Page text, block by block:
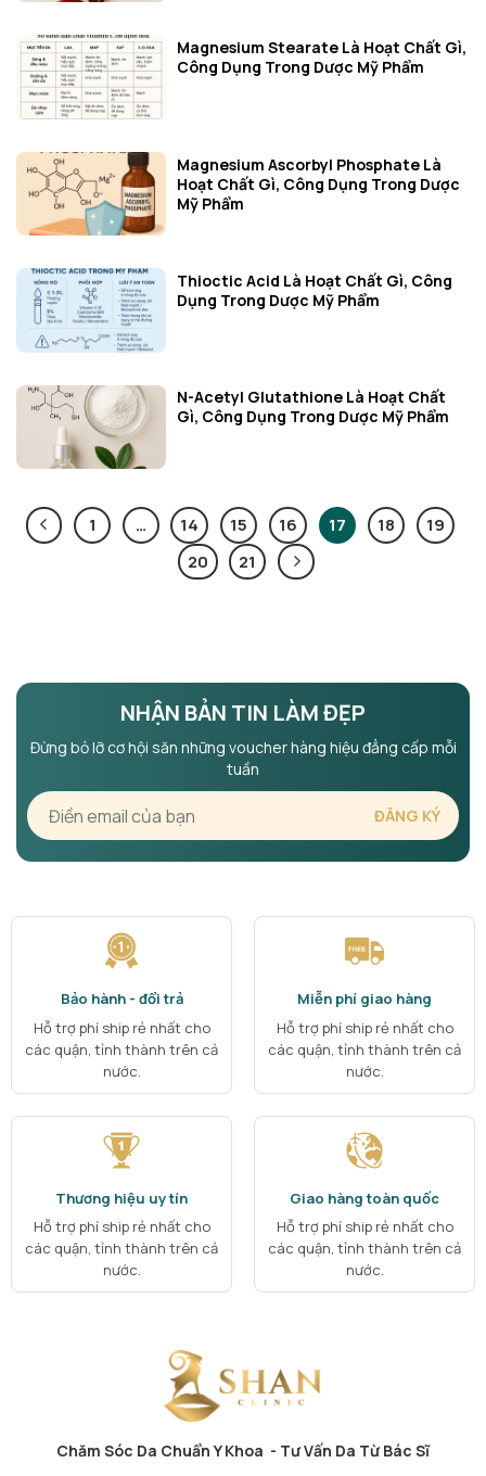
Magnesium Stearate Là Hoạt Chất Gì,
Công Dụng Trong Dược Mỹ Phẩm
Magnesium Ascorbyl Phosphate Là
Hoạt Chất Gì, Công Dụng Trong Dược
Mỹ Phẩm
Thioctic Acid Là Hoạt Chất Gì, Công
Dụng Trong Dược Mỹ Phẩm
N-Acetyl Glutathione Là Hoạt Chất
Gì, Công Dụng Trong Dược Mỹ Phẩm
1 … 14 15 16 17 18
19
20
21
NHẬN BẢN TIN LÀM ĐẸP
Đừng bỏ lỡ cơ hội săn những voucher hàng hiệu đẳng cấp mỗi
tuần
Bảo hành - đổi trả
Hỗ trợ phí ship rẻ nhất cho
các quận, tỉnh thành trên cả
nước.
Miễn phí giao hàng
Hỗ trợ phí ship rẻ nhất cho
các quận, tỉnh thành trên cả
nước.
Thương hiệu uy tín
Hỗ trợ phí ship rẻ nhất cho
các quận, tỉnh thành trên cả
nước.
Giao hàng toàn quốc
Hỗ trợ phí ship rẻ nhất cho
các quận, tỉnh thành trên cả
nước.
Chăm Sóc Da Chuẩn Y Khoa - Tư Vấn Da Từ Bác Sĩ